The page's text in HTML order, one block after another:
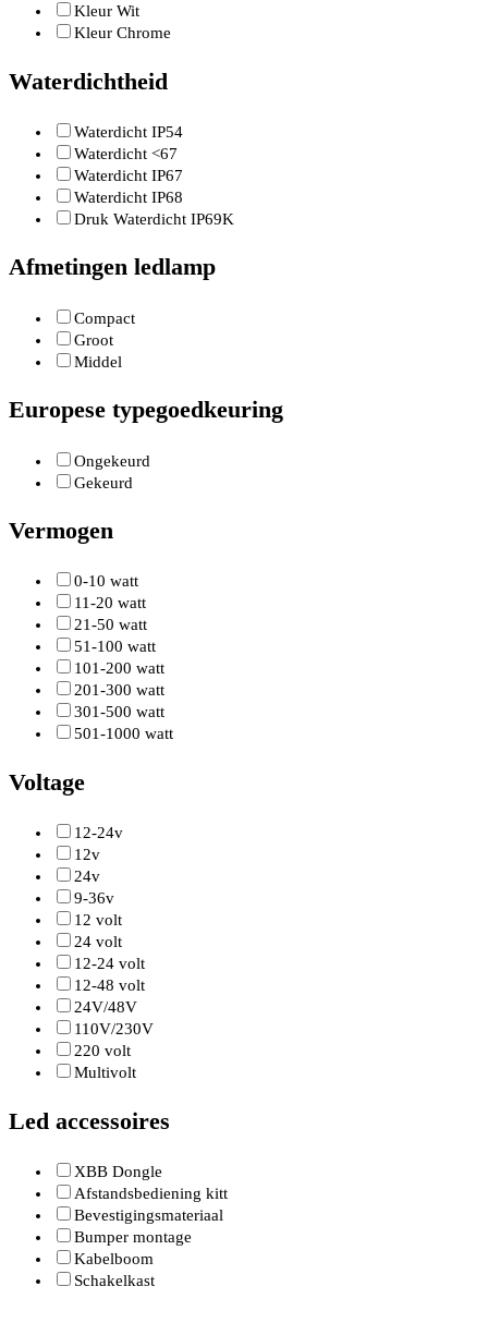
Kleur Wit
Kleur Chrome
Waterdichtheid
Waterdicht IP54
Waterdicht <67
Waterdicht IP67
Waterdicht IP68
Druk Waterdicht IP69K
Afmetingen ledlamp
Compact
Groot
Middel
Europese typegoedkeuring
Ongekeurd
Gekeurd
Vermogen
0-10 watt
11-20 watt
21-50 watt
51-100 watt
101-200 watt
201-300 watt
301-500 watt
501-1000 watt
Voltage
12-24v
12v
24v
9-36v
12 volt
24 volt
12-24 volt
12-48 volt
24V/48V
110V/230V
220 volt
Multivolt
Led accessoires
XBB Dongle
Afstandsbediening kitt
Bevestigingsmateriaal
Bumper montage
Kabelboom
Schakelkast